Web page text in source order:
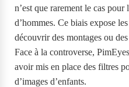
n’est que rarement le cas pour
d’hommes. Ce biais expose
découvrir des montages ou
Face à la controverse,
avoir mis en place des filtres
d’images d’enfants.